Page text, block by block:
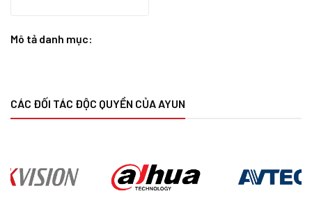
Mô tả danh mục:
CÁC ĐỐI TÁC ĐỘC QUYỀN CỦA AYUN